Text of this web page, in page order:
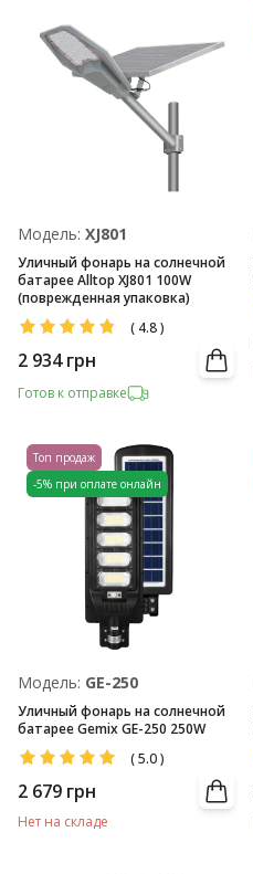
Модель: XJ801
Уличный фонарь на солнечной
батарее Alltop XJ801 100W
(поврежденная упаковка)
( 4.8)
2 934 грн
Готов к отправке
Топ продаж
-5% при оплате онлайн
Модель: GE-250
Уличный фонарь на солнечной
батарее Gemix GE-250 250W
(5.0)
2 679 грн
Нет на складе